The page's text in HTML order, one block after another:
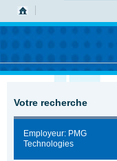
Votre recherche
Employeur: PMG
Technologies